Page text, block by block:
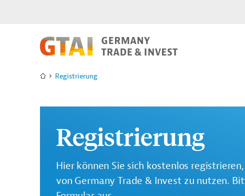
Registrierung
Registrierung
Hier können Sie sich kostenlos
von Germany Trade & Invest zu nutzen.